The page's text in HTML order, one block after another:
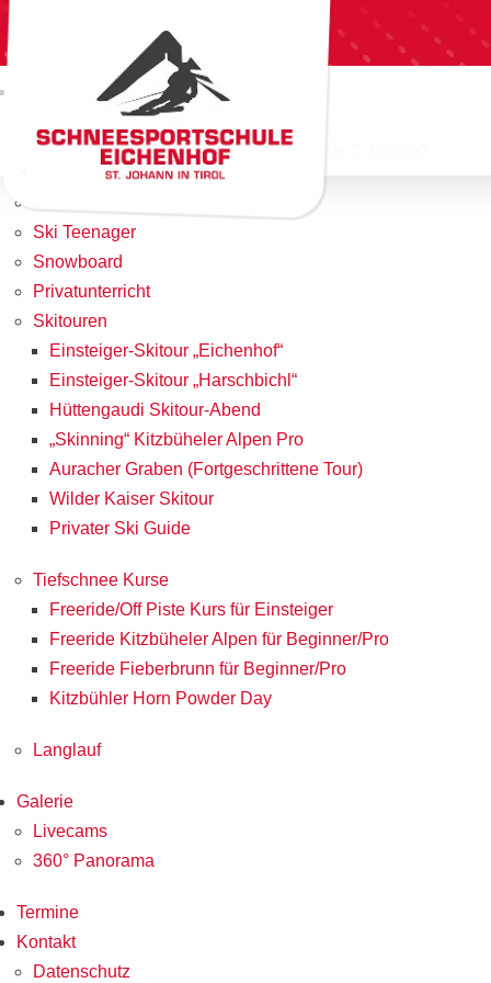
Angebote & Preise
Yappys Kinderskischule
Was mache ich mit meinem Kind unter 3 Jahren?
Ski Teenager
Snowboard
Privatunterricht
Skitouren
Einsteiger-Skitour „Eichenhof“
Einsteiger-Skitour „Harschbichl“
Hüttengaudi Skitour-Abend
„Skinning“ Kitzbüheler Alpen Pro
Auracher Graben (Fortgeschrittene Tour)
Wilder Kaiser Skitour
Privater Ski Guide
Tiefschnee Kurse
Freeride/Off Piste Kurs für Einsteiger
Freeride Kitzbüheler Alpen für Beginner/Pro
Freeride Fieberbrunn für Beginner/Pro
Kitzbühler Horn Powder Day
Langlauf
Galerie
Livecams
360° Panorama
Termine
Kontakt
Datenschutz